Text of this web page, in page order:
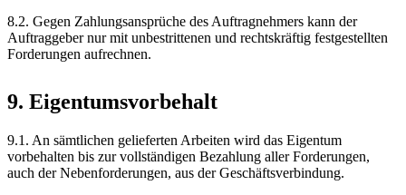
8.2. Gegen Zahlungsansprüche des Auftragnehmers kann der
Auftraggeber nur mit unbestrittenen und rechtskräftig festgestellten
Forderungen aufrechnen.
9. Eigentumsvorbehalt
9.1. An sämtlichen gelieferten Arbeiten wird das Eigentum
vorbehalten bis zur vollständigen Bezahlung aller Forderungen,
auch der Nebenforderungen, aus der Geschäftsverbindung.